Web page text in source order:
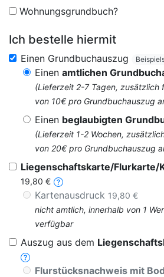
Wohnungsgrundbuch?
Ich bestelle hiermit
Einen Grundbuchauszug
Einen amtlichen
(Lieferzeit 2-7 Tagen, zusätzlich
von 10€ pro Grundbuchauszug
Einen beglaubigten
(Lieferzeit 1-2 Wochen,
von 20€ pro Grundbuchauszug
Liegenschaftskarte/Flurkarte/
19,80 €
Kartenausdruck 19,80 €
nicht amtlich, innerhalb von 1
verfügbar
Auszug aus dem
Flurstücksnachweis mit